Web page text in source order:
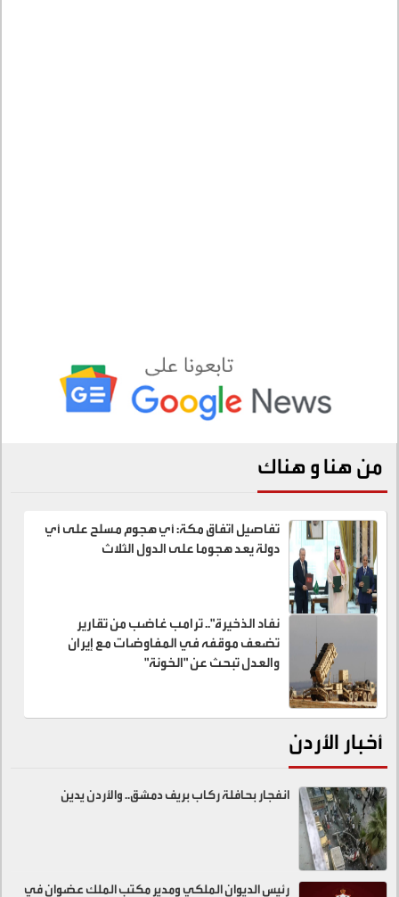
من هنا و هناك
تفاصيل اتفاق مكة: أي هجوم مسلح على أي
دولة يعد هجوما على الدول الثلاث
نفاد الذخيرة".. ترامب غاضب من تقارير
تضعف موقفه في المفاوضات مع إيران
والعدل تبحث عن "الخونة"
أخبار الأردن
انفجار بحافلة ركاب بريف دمشق.. والأردن يدين
رئيس الديوان الملكي ومدير مكتب الملك عضوان في